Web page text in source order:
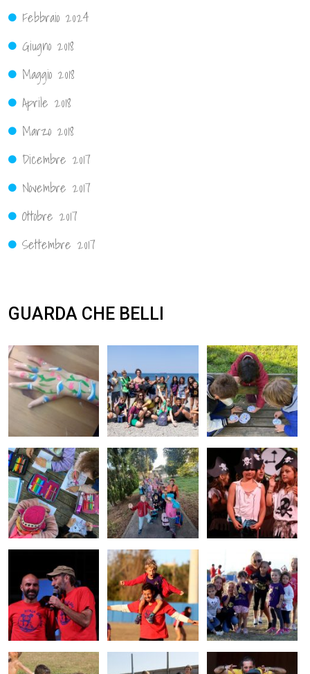
Febbraio 2024
Giugno 2018
Maggio 2018
Aprile 2018
Marzo 2018
Dicembre 2017
Novembre 2017
Ottobre 2017
Settembre 2017
GUARDA CHE BELLI